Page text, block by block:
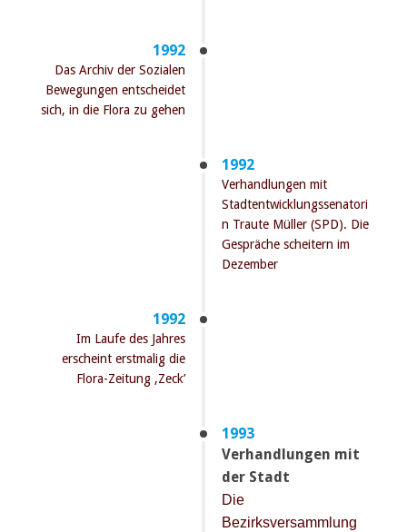
1992
Das Archiv der Sozialen
Bewegungen entscheidet
sich, in die Flora zu gehen
1992
Verhandlungen mit
Stadtentwicklungssenatori
n Traute Müller (SPD). Die
Gespräche scheitern im
Dezember
1992
Im Laufe des Jahres
erscheint erstmalig die
Flora-Zeitung ‚Zeck’
1993
Verhandlungen mit
der Stadt
Die
Bezirksversammlung